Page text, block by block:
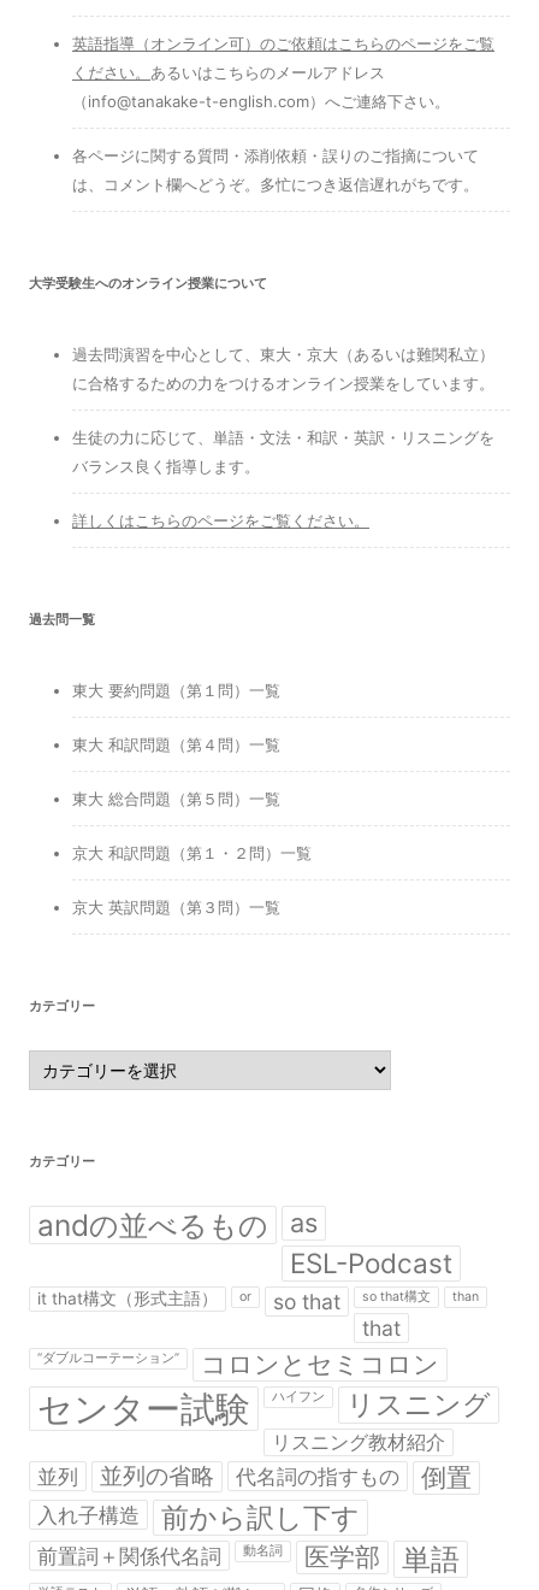
英語指導（オンライン可）のご依頼はこちらのページをご覧
ください。 あるいはこちらのメールアドレス
（info@tanakake-t-english.com）へご連絡下さい。
各ページに関する質問・添削依頼・誤りのご指摘について
は、コメント欄へどうぞ。多忙につき返信遅れがちです。
大学受験生へのオンライン授業について
過去問演習を中心として、東大・京大（あるいは難関私立）
に合格するための力をつけるオンライン授業をしています。
生徒の力に応じて、単語・文法・和訳・英訳・リスニングを
バランス良く指導します。
詳しくはこちらのページをご覧ください。
過去問一覧
東大 要約問題（第１問）一覧
東大 和訳問題（第４問）一覧
東大 総合問題（第５問）一覧
京大 和訳問題（第１・２問）一覧
京大 英訳問題（第３問）一覧
カテゴリー
カ
テ
ゴ
カテゴリー
andの並べるもの as
ESL-Podcast
it that構文（形式主語） or so that so that構文 than
that
“ダブルコーテーション” コロンとセミコロン
センター試験 ハイフン リスニング
リスニング教材紹介
並列 並列の省略 代名詞の指すもの 倒置
入れ子構造 前から訳し下す
前置詞＋関係代名詞 動名詞 医学部 単語